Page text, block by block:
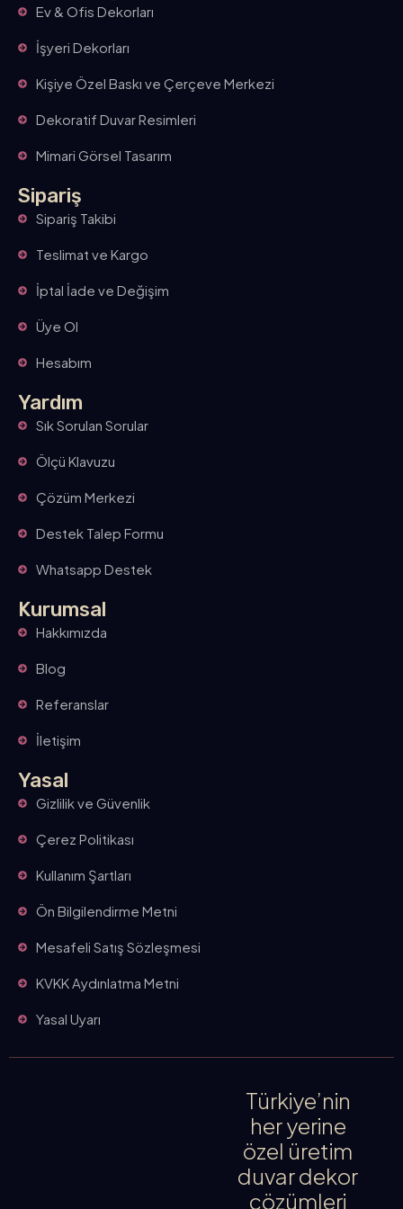
Ev & Ofis Dekorları
İşyeri Dekorları
Kişiye Özel Baskı ve Çerçeve Merkezi
Dekoratif Duvar Resimleri
Mimari Görsel Tasarım
Sipariş
Sipariş Takibi
Teslimat ve Kargo
İptal İade ve Değişim
Üye Ol
Hesabım
Yardım
Sık Sorulan Sorular
Ölçü Klavuzu
Çözüm Merkezi
Destek Talep Formu
Whatsapp Destek
Kurumsal
Hakkımızda
Blog
Referanslar
İletişim
Yasal
Gizlilik ve Güvenlik
Çerez Politikası
Kullanım Şartları
Ön Bilgilendirme Metni
Mesafeli Satış Sözleşmesi
KVKK Aydınlatma Metni
Yasal Uyarı
Türkiye’nin
her yerine
özel üretim
duvar dekor
çözümleri